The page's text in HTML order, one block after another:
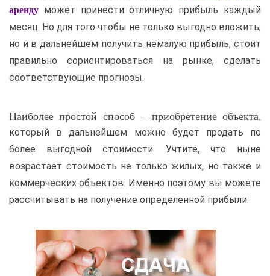
аренду может принести отличную прибыль каждый
месяц. Но для того чтобы не только выгодно вложить,
но и в дальнейшем получить немалую прибыль, стоит
правильно сориентироваться на рынке, сделать
соответствующие прогнозы.
Наиболее простой способ – приобретение объекта,
который в дальнейшем можно будет продать по
более выгодной стоимости. Учтите, что ныне
возрастает стоимость не только жилых, но также и
коммерческих объектов. Именно поэтому вы можете
рассчитывать на получение определенной прибыли.